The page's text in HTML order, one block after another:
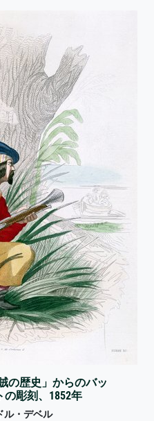
の歴史」からのバッ
彫刻、1852年
ル・デベル